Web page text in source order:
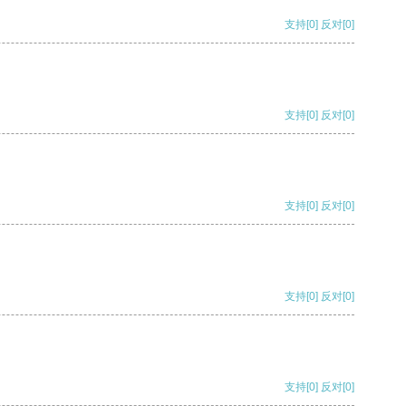
支持[0] 反对[0]
支持[0] 反对[0]
支持[0] 反对[0]
支持[0] 反对[0]
支持[0] 反对[0]